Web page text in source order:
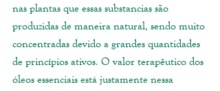
nas plantas que essas substancias são
produzidas de maneira natural, sendo muito
concentradas devido a grandes quantidades
de princípios ativos. O valor terapêutico dos
óleos essenciais está justamente nessa